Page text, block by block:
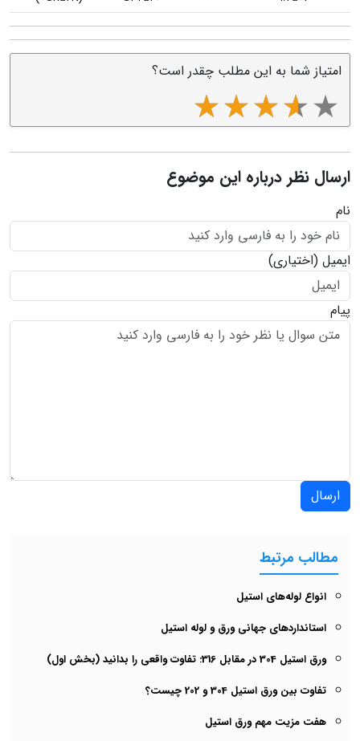
به این مطلب چقدر است؟
درباره این موضوع
استیل
جهانی ورق و لوله استیل
304 و 202 چیست؟
مهم ورق استیل